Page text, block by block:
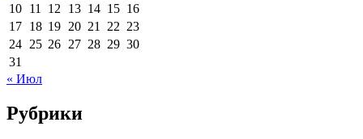
10 11 12 13 14 15 16
17 18 19 20 21 22 23
24 25 26 27 28 29 30
31
« Июл
Рубрики